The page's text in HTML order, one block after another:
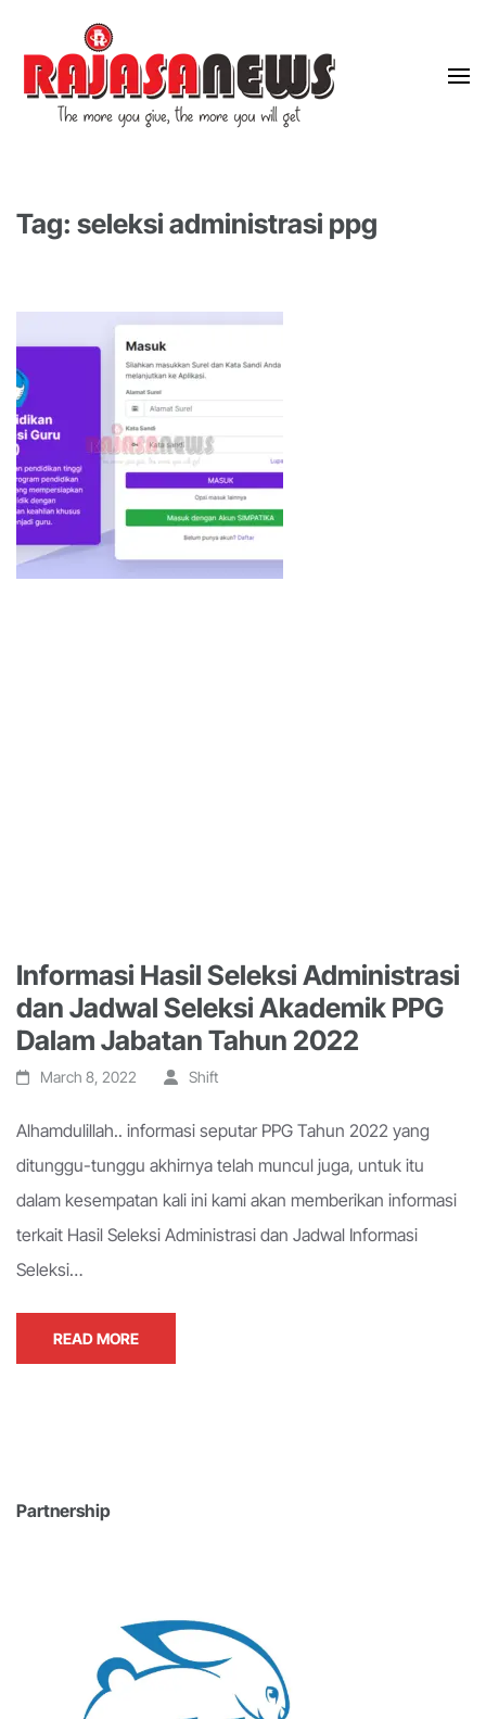
Tag: seleksi administrasi ppg
Informasi Hasil Seleksi Administrasi
dan Jadwal Seleksi Akademik PPG
Dalam Jabatan Tahun 2022
March 8, 2022 Shift
Alhamdulillah.. informasi seputar PPG Tahun 2022 yang
ditunggu-tunggu akhirnya telah muncul juga, untuk itu
dalam kesempatan kali ini kami akan memberikan informasi
terkait Hasil Seleksi Administrasi dan Jadwal Informasi
Seleksi…
READ MORE
Partnership